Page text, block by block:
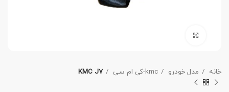
خانه مدل خودرو kmc-کی ام سی KMC J7